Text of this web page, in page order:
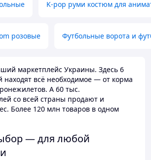
K-pop руми костюм для
розовые Футбольные ворота и
маркетплейс Украины. Здесь 6
находят всё необходимое — от корма
А 60 тыс.
со всей страны продают и
Более 120 млн товаров в одном
— для любой